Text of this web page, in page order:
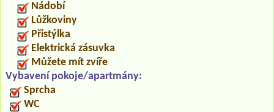
Nádobí
Lůžkoviny
Přistýlka
Elektrická zásuvka
Můžete mít zvíře
Vybavení pokoje/apartmány:
Sprcha
WC